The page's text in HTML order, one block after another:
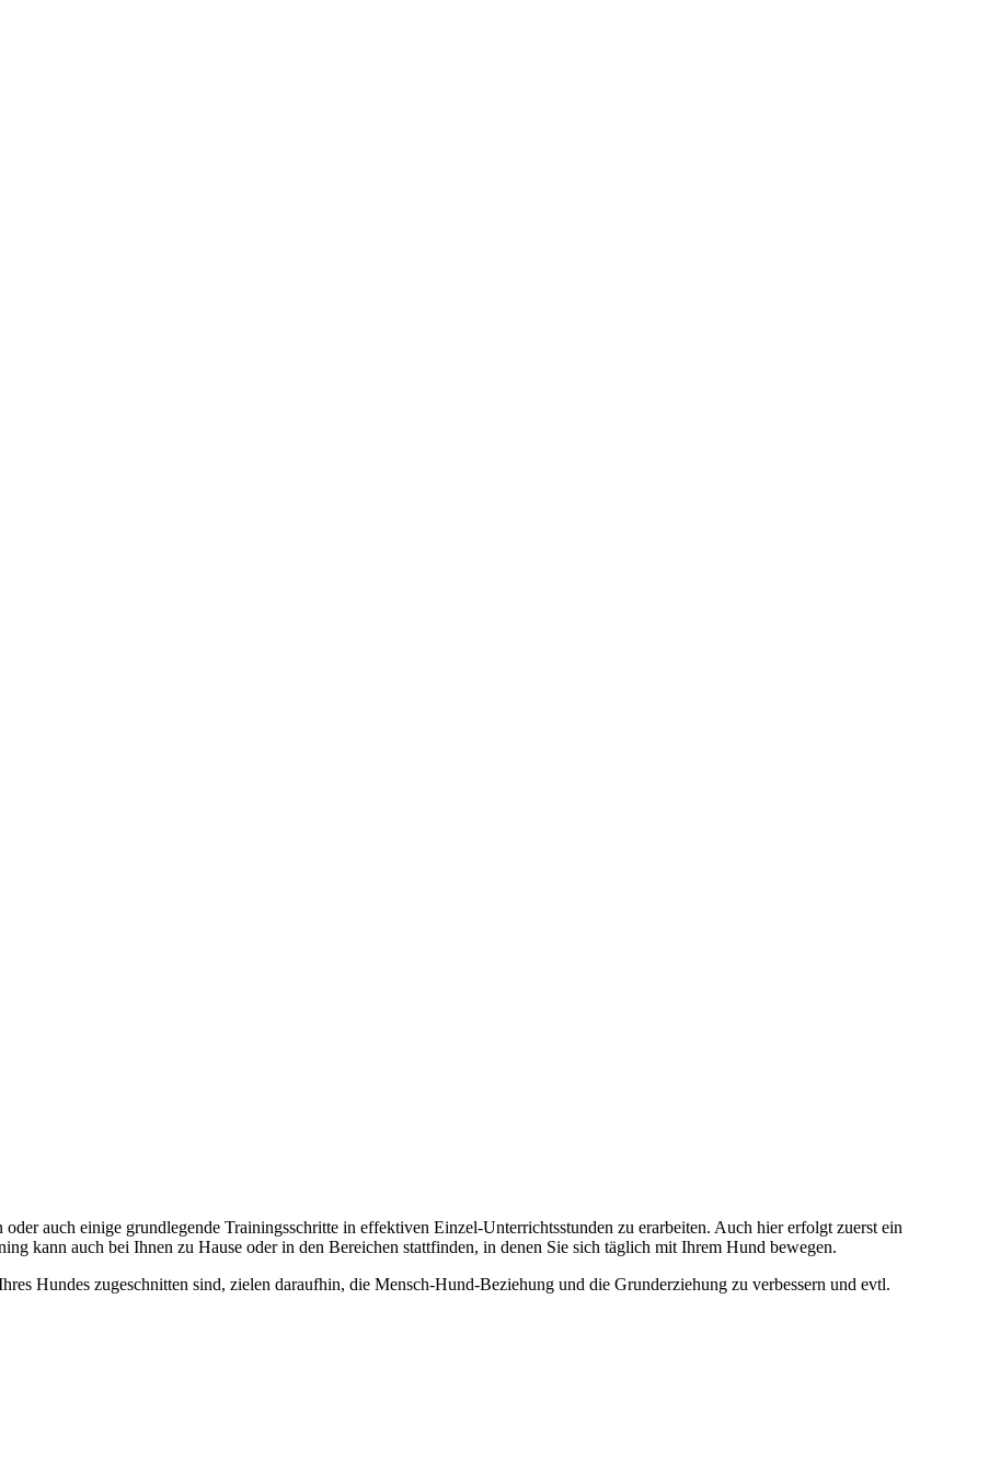
auch einige grundlegende Trainingsschritte in effektiven Einzel-Unterrichtsstunden zu erarbeiten. Auch hier erfolgt zuerst ein
kann auch bei Ihnen zu Hause oder in den Bereichen stattfinden, in denen Sie sich täglich mit Ihrem Hund bewegen.
Hundes zugeschnitten sind, zielen daraufhin, die Mensch-Hund-Beziehung und die Grunderziehung zu verbessern und evtl.